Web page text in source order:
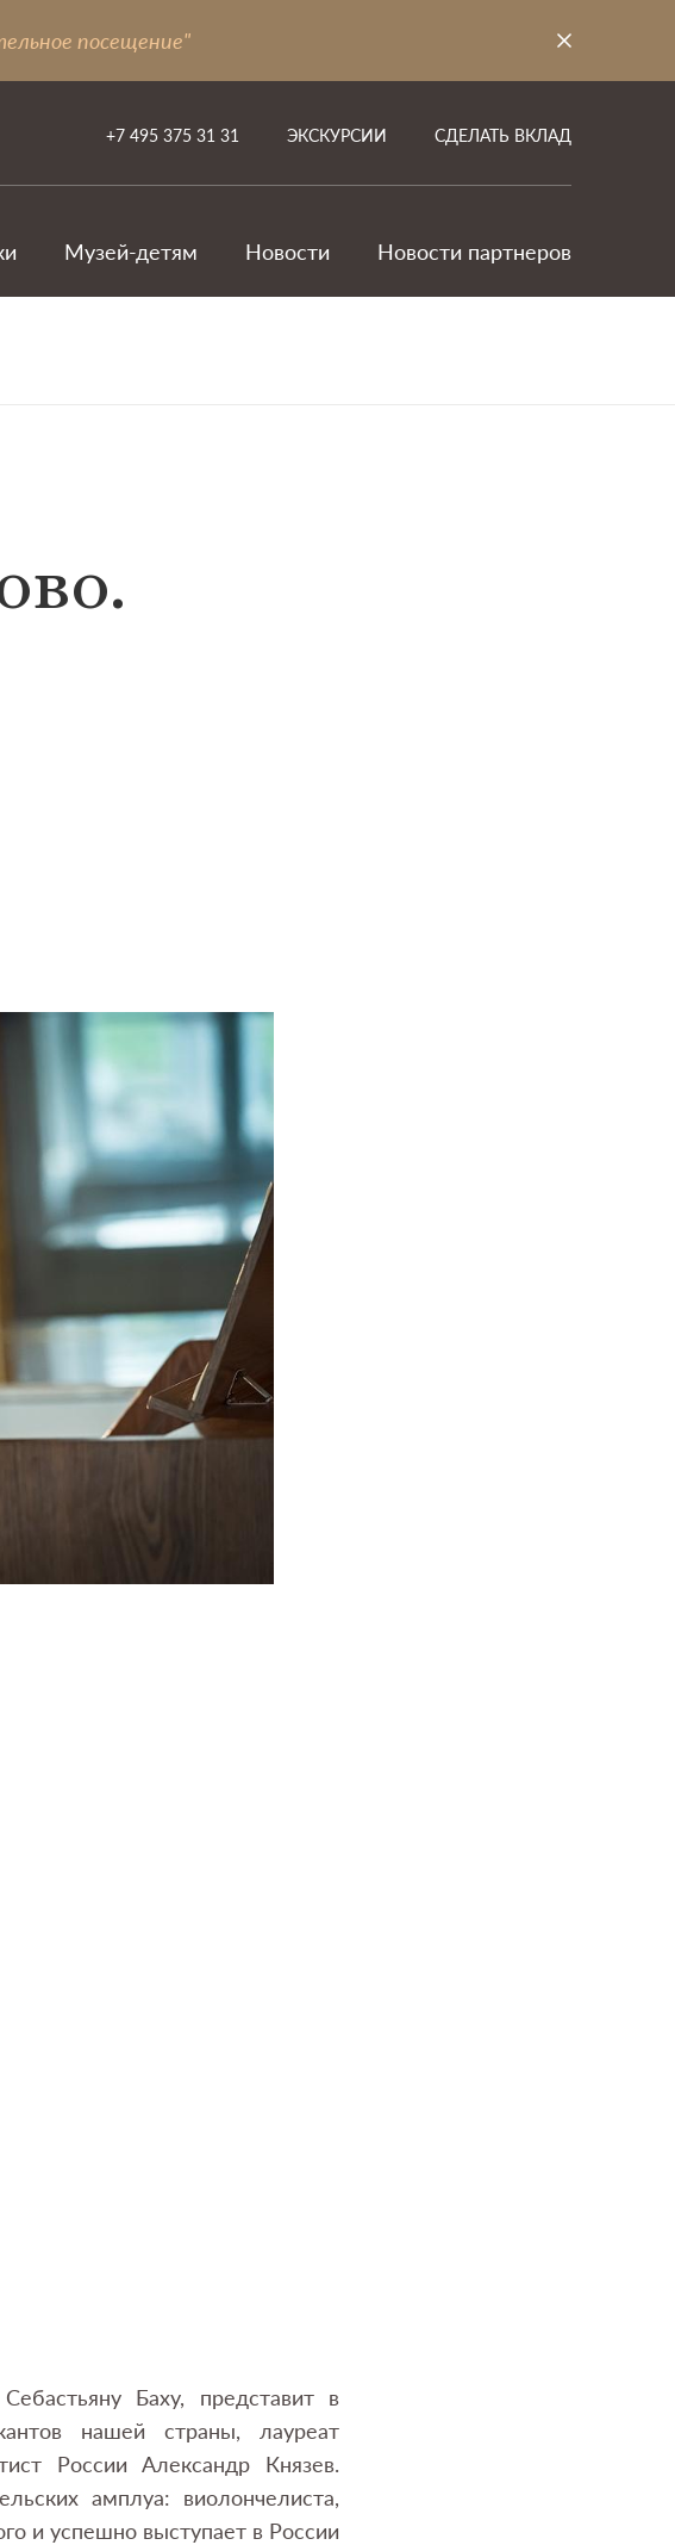
посещение"
+7 495 375 31 31 ЭКСКУРСИИ СДЕЛАТЬ ВКЛАД
Музей-детям Новости Новости партнеров
Баху, представит в
нашей страны, лауреат
России Александр Князев.
амплуа: виолончелиста,
и успешно выступает в России